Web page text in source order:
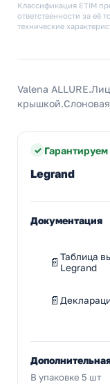
Классификация ETIM
ответственности за её
технические
Valena
крышкой.Слоновая
Legrand
Документация
Таблица
Legrand
В упаковке 5 шт